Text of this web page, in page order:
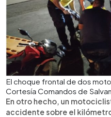
El choque frontal de dos
Cortesía Comandos de
En otro hecho, un
accidente sobre el